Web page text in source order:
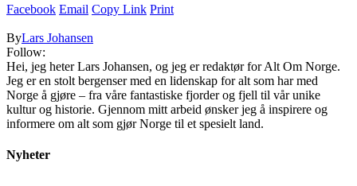
Facebook Email Copy Link Print
ByLars Johansen
Follow:
Hei, jeg heter Lars Johansen, og jeg er redaktør for Alt Om Norge.
Jeg er en stolt bergenser med en lidenskap for alt som har med
Norge å gjøre – fra våre fantastiske fjorder og fjell til vår unike
kultur og historie. Gjennom mitt arbeid ønsker jeg å inspirere og
informere om alt som gjør Norge til et spesielt land.
Nyheter